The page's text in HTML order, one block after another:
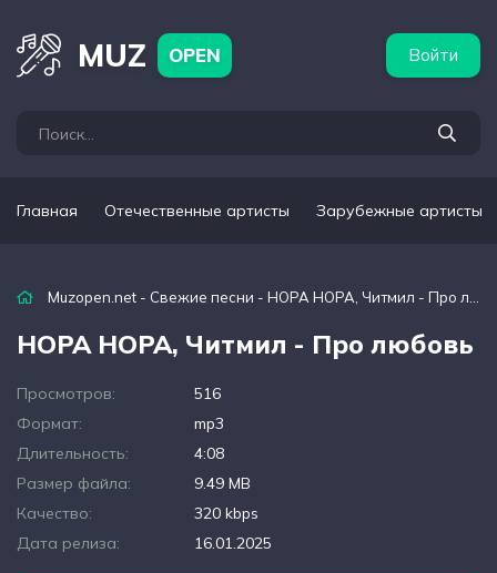
MUZ OPEN Войти
Главная Отечественные артисты Зарубежные артисты
Muzopen.net - Свежие песни - НОРА НОРА, Читмил - Про любовь
НОРА НОРА, Читмил - Про любовь
Просмотров:
516
Формат:
mp3
Длительность:
4:08
Размер файла:
9.49 MB
Качество:
320 kbps
Дата релиза:
16.01.2025
артисты Популярные подборки